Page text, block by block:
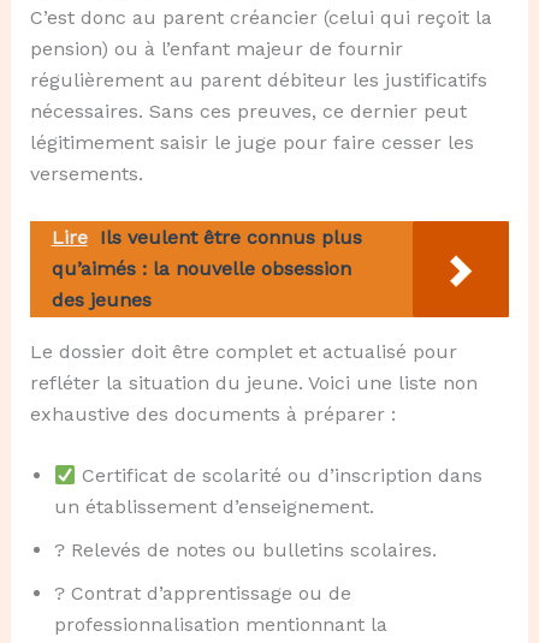
C’est donc au parent créancier (celui qui reçoit la
pension) ou à l’enfant majeur de fournir
régulièrement au parent débiteur les justificatifs
nécessaires. Sans ces preuves, ce dernier peut
légitimement saisir le juge pour faire cesser les
versements.
Lire Ils veulent être connus plus
qu’aimés : la nouvelle obsession
des jeunes
Le dossier doit être complet et actualisé pour
refléter la situation du jeune. Voici une liste non
exhaustive des documents à préparer :
Certificat de scolarité ou d’inscription dans
un établissement d’enseignement.
? Relevés de notes ou bulletins scolaires.
? Contrat d’apprentissage ou de
professionnalisation mentionnant la